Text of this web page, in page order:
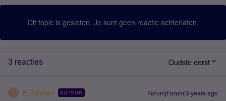
Dit topic is gesloten. Je kunt geen reactie achterlaten.
3 reacties Oudste eerst
E E. Savran AUTEUR Forum|Forum|3 years ago